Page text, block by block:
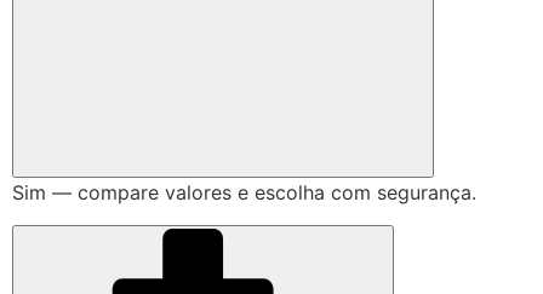
Sim — compare valores e escolha com segurança.